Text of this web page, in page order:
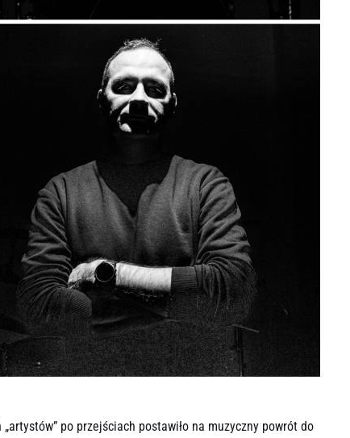
po przejściach postawiło na muzyczny powrót do